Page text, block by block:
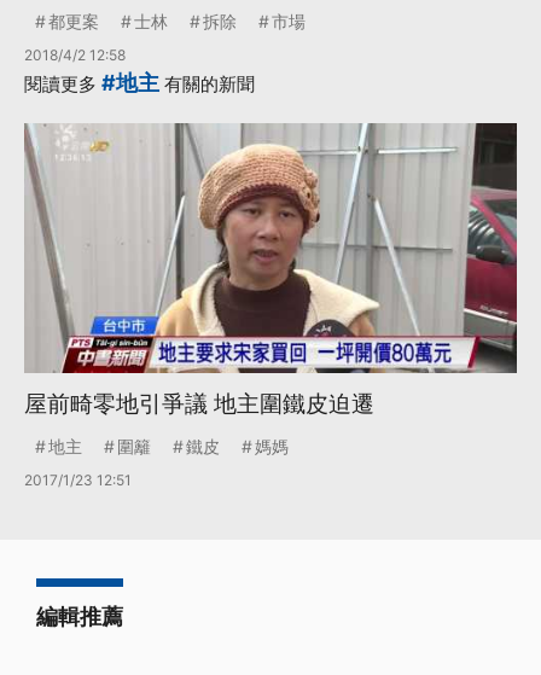
都更案 士林 拆除 市場
2018/4/2 12:58
閱讀更多 #地主 有關的新聞
屋前畸零地引爭議 地主圍鐵皮迫遷
地主 圍籬 鐵皮 媽媽
2017/1/23 12:51
編輯推薦